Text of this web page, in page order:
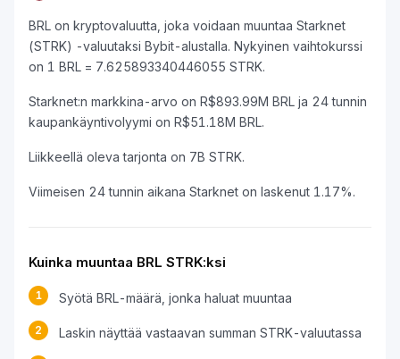
BRL on kryptovaluutta, joka voidaan muuntaa Starknet
(STRK) -valuutaksi Bybit-alustalla. Nykyinen vaihtokurssi
on 1 BRL = 7.625893340446055 STRK.
Starknet:n markkina-arvo on R$893.99M BRL ja 24 tunnin
kaupankäyntivolyymi on R$51.18M BRL.
Liikkeellä oleva tarjonta on 7B STRK.
Viimeisen 24 tunnin aikana Starknet on laskenut 1.17%.
Kuinka muuntaa BRL STRK:ksi
1 Syötä BRL-määrä, jonka haluat muuntaa
2 Laskin näyttää vastaavan summan STRK-valuutassa